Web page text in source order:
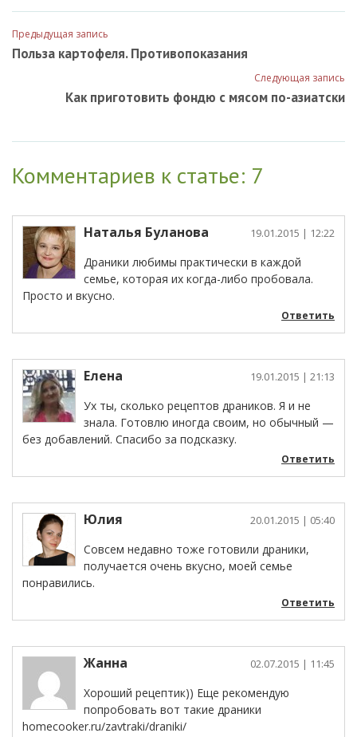
Предыдущая запись
Польза картофеля. Противопоказания
Следующая запись
Как приготовить фондю с мясом по-азиатски
Комментариев к статье: 7
Наталья Буланова 19.01.2015 | 12:22
Драники любимы практически в каждой
семье, которая их когда-либо пробовала.
Просто и вкусно.
Ответить
Елена 19.01.2015 | 21:13
Ух ты, сколько рецептов драников. Я и не
знала. Готовлю иногда своим, но обычный —
без добавлений. Спасибо за подсказку.
Ответить
Юлия 20.01.2015 | 05:40
Совсем недавно тоже готовили драники,
получается очень вкусно, моей семье
понравились.
Ответить
Жанна 02.07.2015 | 11:45
Хороший рецептик)) Еще рекомендую
попробовать вот такие драники
homecooker.ru/zavtraki/draniki/